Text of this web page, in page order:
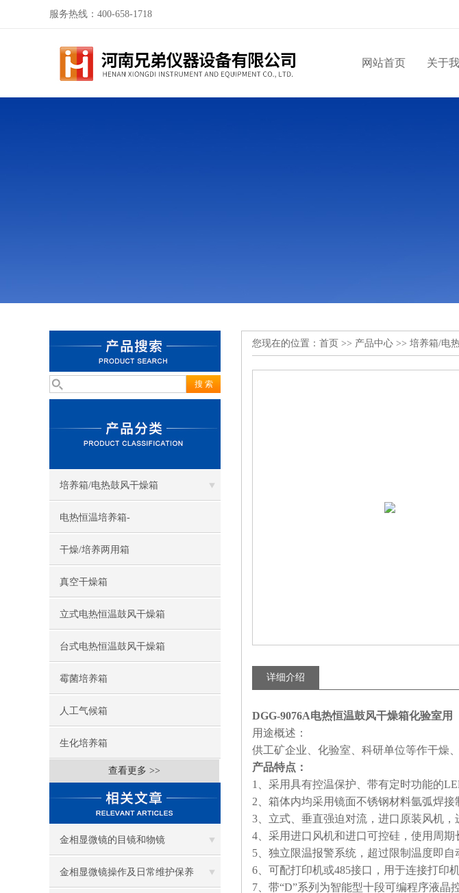
服务热线：400-658-1718
网站首页 关于
培养箱/电热鼓风干燥箱
电热恒温培养箱-
干燥/培养两用箱
真空干燥箱
立式电热恒温鼓风干燥箱
台式电热恒温鼓风干燥箱
霉菌培养箱
人工气候箱
生化培养箱
查看更多 >>
金相显微镜的目镜和物镜
金相显微镜操作及日常维护保养
您现在的位置： 首页 >> 产品中心 >> 培养箱/电
详细介绍
DGG-9076A电热恒温鼓风干燥箱化验室用
用途概述：
供工矿企业、化验室、科研单位等作干燥
产品特点：
1、采用具有控温保护、带有定时功能的
2、箱体内均采用镜面不锈钢材料氩弧焊
3、立式、垂直强迫对流，进口原装风机，
4、采用进口风机和进口可控硅，使用周期
5、独立限温报警系统，超过限制温度即
6、可配打印机或485接口，用于连接打印
7、带“D”系列为智能型十段可编程序液晶